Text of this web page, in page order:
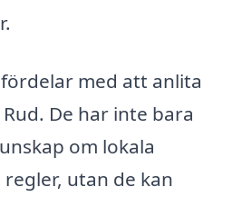
med att anlita
De har inte bara
om lokala
utan de kan